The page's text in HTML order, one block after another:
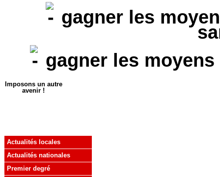
gagner les
gagner les
Imposons un autre
avenir !
Actualités locales
Actualités nationales
Premier degré